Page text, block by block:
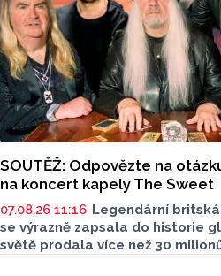
SOUTĚŽ: Odpovězte na
na koncert kapely The Sweet
07.08.26 11:16 Legendární
se výrazně zapsala do historie
světě prodala více než 30